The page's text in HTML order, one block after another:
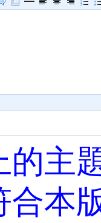
的主
合本